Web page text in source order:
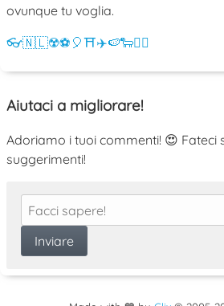
ovunque tu voglia.
👓🇳🇱☢️⚽ 🎈⛩️✈️🍉🐑💁‍♀️
Aiutaci a migliorare!
Adoriamo i tuoi commenti! 😍 Fateci
suggerimenti!